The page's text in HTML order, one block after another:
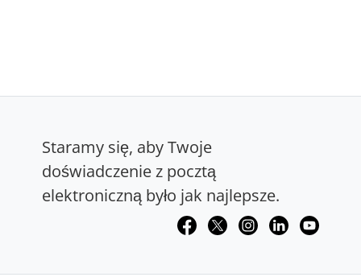
Staramy się, aby Twoje
doświadczenie z pocztą
elektroniczną było jak najlepsze.